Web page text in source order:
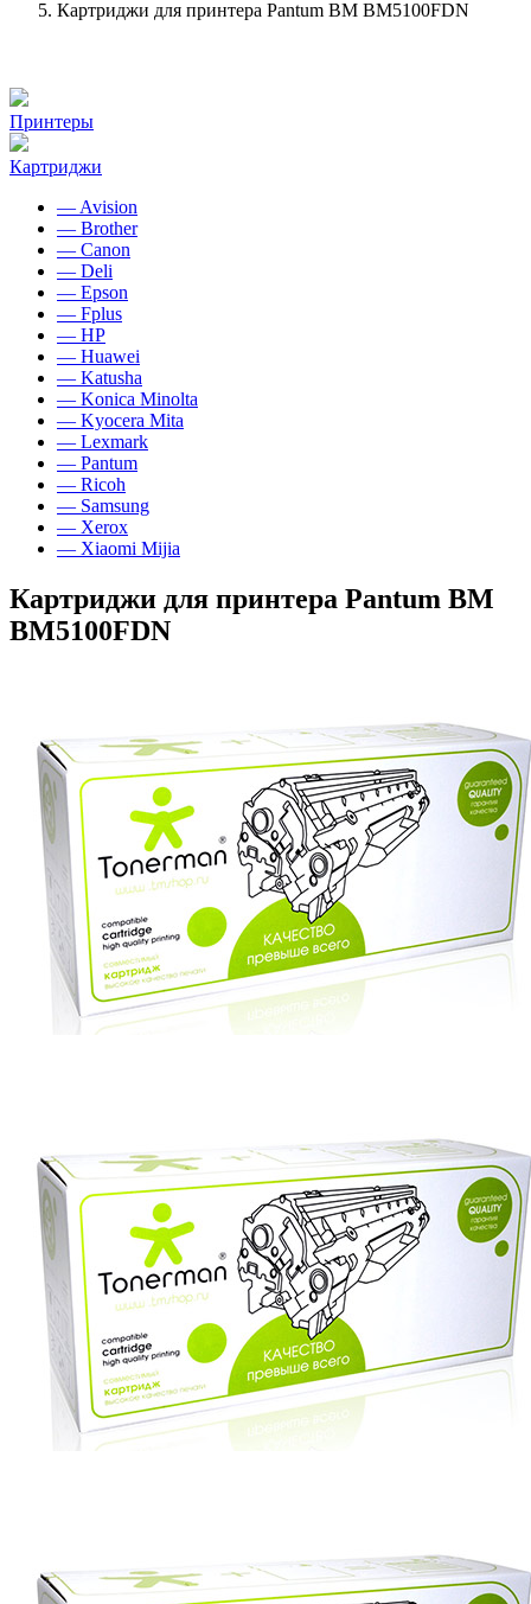
Картриджи для принтера Pantum BM BM5100FDN
Принтеры
Картриджи
— Avision
— Brother
— Canon
— Deli
— Epson
— Fplus
— HP
— Huawei
— Katusha
— Konica Minolta
— Kyocera Mita
— Lexmark
— Pantum
— Ricoh
— Samsung
— Xerox
— Xiaomi Mijia
Картриджи для принтера Pantum BM
BM5100FDN